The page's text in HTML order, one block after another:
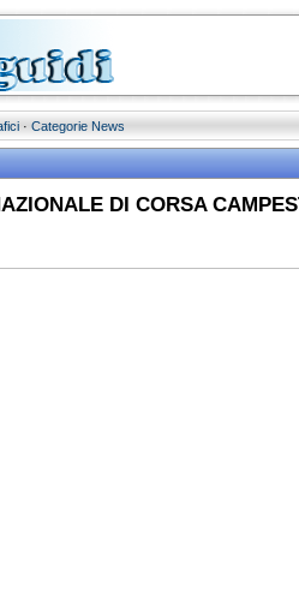
· Categorie News
DI CORSA